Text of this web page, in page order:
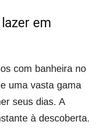
em
com banheira no
uma vasta gama
seus dias. A
à descoberta.